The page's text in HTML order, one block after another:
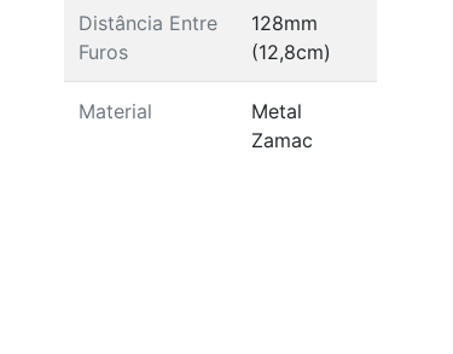
Distância Entre
Furos
128mm
(12,8cm)
Material
Metal
Zamac